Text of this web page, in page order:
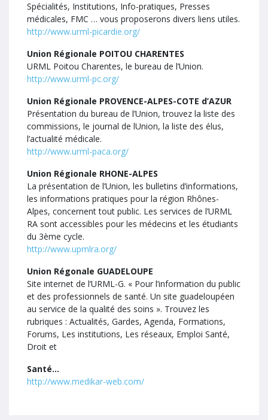
Spécialités, Institutions, Info-pratiques, Presses
médicales, FMC … vous proposerons divers liens utiles.
http://www.urml-picardie.org/
Union Régionale POITOU CHARENTES
URML Poitou Charentes, le bureau de l’Union.
http://www.urml-pc.org/
Union Régionale PROVENCE-ALPES-COTE d’AZUR
Présentation du bureau de l’Union, trouvez la liste des
commissions, le journal de lUnion, la liste des élus,
l’actualité médicale.
http://www.urml-paca.org/
Union Régionale RHONE-ALPES
La présentation de l’Union, les bulletins d’informations,
les informations pratiques pour la région Rhônes-
Alpes, concernent tout public. Les services de l’URML
RA sont accessibles pour les médecins et les étudiants
du 3ème cycle.
http://www.upmlra.org/
Union Régonale GUADELOUPE
Site internet de l’URML-G. « Pour l’information du public
et des professionnels de santé. Un site guadeloupéen
au service de la qualité des soins ». Trouvez les
rubriques : Actualités, Gardes, Agenda, Formations,
Forums, Les institutions, Les réseaux, Emploi Santé,
Droit et
Santé…
http://www.medikar-web.com/